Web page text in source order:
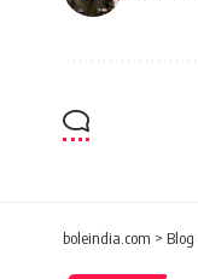
boleindia.com > Blog